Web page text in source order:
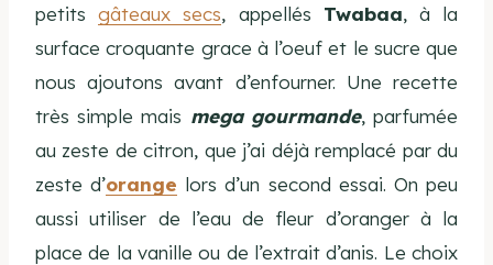
petitsgâteaux secs, appellés Twabaa, à la
surface croquante grace à l’oeuf et le sucre que
nous ajoutons avant d’enfourner. Une recette
très simple mais mega gourmande, parfumée
au zeste de citron, que j’ai déjà remplacé par du
zeste d’orange lors d’un second essai. On peu
aussi utiliser de l’eau de fleur d’oranger à la
place de la vanille ou de l’extrait d’anis. Le choix